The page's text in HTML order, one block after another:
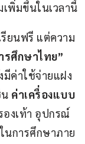
พิ่มขึ้นในเวลานี้
ยนฟรี แต่ความ
รศึกษาไทย”
ค่าใช้จ่ายแฝง
ค่าเครื่องแบบ
องเท้า อุปกรณ์
นการศึกษาภาย